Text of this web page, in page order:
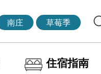
南庄 草莓季
住宿指南